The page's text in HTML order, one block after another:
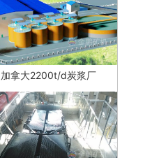
加拿大2200t/d炭浆厂